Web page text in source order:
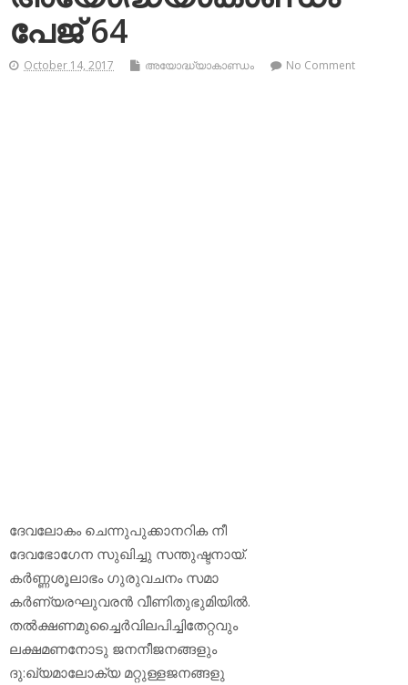
പേജ് 64
October 14, 2017 അയോദ്ധ്യാകാണ്ഡം No Comment
ദേവലോകം ചെന്നുപുക്കാനറിക നീ
ദേവഭോഗേന സുഖിച്ചു സന്തുഷ്ടനായ്.
കര്‍ണ്ണശൂലാഭം ഗുരുവചനം സമാ
കര്‍ണ്യരഘുവരന്‍ വീണിതുഭുമിയില്‍.
തല്‍ക്ഷണമുച്ചൈര്‍വിലപിച്ചിതേറ്റവും
ലക്ഷമണനോടു ജനനീജനങ്ങളും
ദു:ഖ്യമാലോക്യ മറ്റുള്ളജനങ്ങളു